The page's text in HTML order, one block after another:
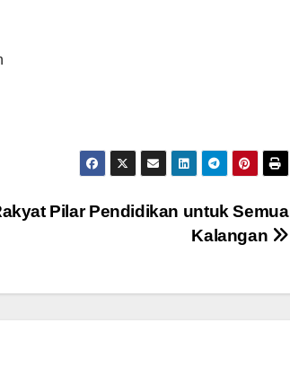
Pilar Pendidikan untuk Semua
Kalangan